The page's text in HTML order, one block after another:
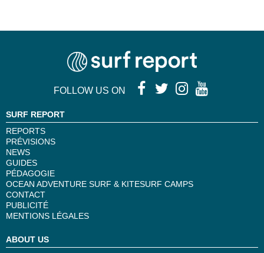
FOLLOW US ON
SURF REPORT
REPORTS
PRÉVISIONS
NEWS
GUIDES
PÉDAGOGIE
OCEAN ADVENTURE SURF & KITESURF CAMPS
CONTACT
PUBLICITÉ
MENTIONS LÉGALES
ABOUT US